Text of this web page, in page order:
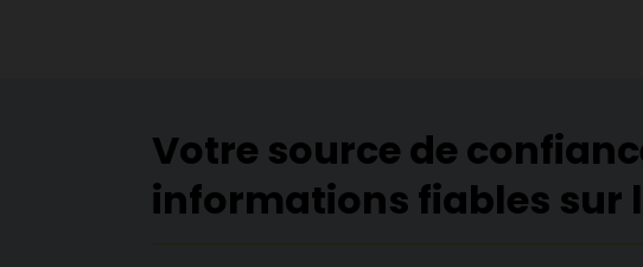
Votre source de
informations fiables sur